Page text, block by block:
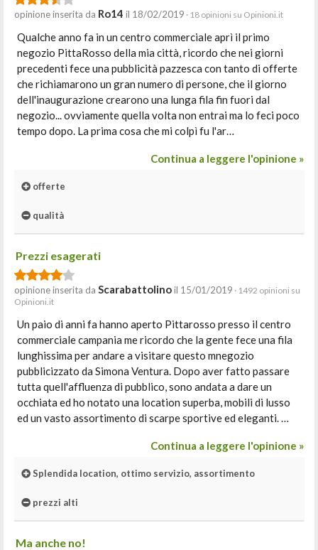
opinione inserita da Ro14 il 18/02/2019 · 18 opinioni su Opinioni.it
Qualche anno fa in un centro commerciale aprì il primo
negozio PittaRosso della mia città, ricordo che nei giorni
precedenti fece una pubblicità pazzesca con tanto di offerte
che richiamarono un gran numero di persone, che il giorno
dell'inaugurazione crearono una lunga fila fin fuori dal
negozio... ovviamente quella volta non entrai ma lo feci poco
tempo dopo. La prima cosa che mi colpì fu l'ar…
Continua a leggere l'opinione »
offerte
qualità
Prezzi esagerati
opinione inserita da Scarabattolinoil 15/01/2019 · 1492 opinioni su
Opinioni.it
Un paio di anni fa hanno aperto Pittarosso presso il centro
commerciale campania me ricordo che la gente fece una fila
lunghissima per andare a visitare questo mnegozio
pubblicizzato da Simona Ventura. Dopo aver fatto passare
tutta quell'affluenza di pubblico, sono andata a dare un
occhiata ed ho notato una location superba, mobili di lusso
ed un vasto assortimento di scarpe sportive ed eleganti. …
Continua a leggere l'opinione »
Splendida location, ottimo servizio, assortimento
prezzi alti
Ma anche no!